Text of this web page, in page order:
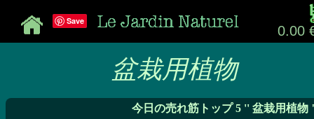
0.00
Save
盆栽用植物
今日の売れ筋トップ 5 '' 盆栽用植物